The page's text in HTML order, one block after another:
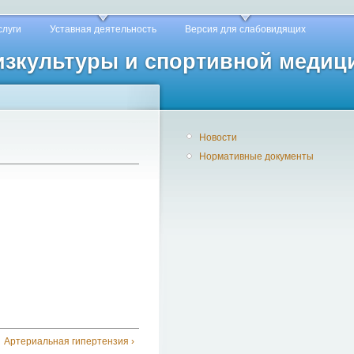
и спортивной
Уставная деятельность Версия для слабовидящих
Артериальная гипертензия ›
Новости
Нормативные документы